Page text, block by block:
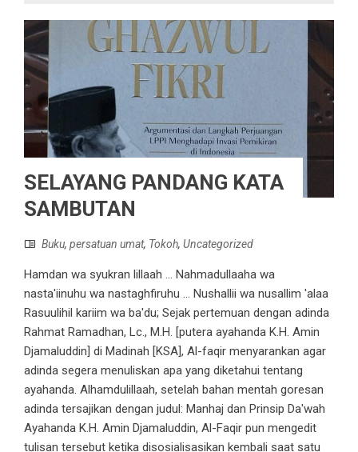
SELAYANG PANDANG KATA
SAMBUTAN
Buku, persatuan umat, Tokoh, Uncategorized
Hamdan wa syukran lillaah ... Nahmadullaaha wa
nasta'iinuhu wa nastaghfiruhu ... Nushallii wa nusallim 'alaa
Rasuulihil kariim wa ba'du; Sejak pertemuan dengan adinda
Rahmat Ramadhan, Lc., M.H. [putera ayahanda K.H. Amin
Djamaluddin] di Madinah [KSA], Al-faqir menyarankan agar
adinda segera menuliskan apa yang diketahui tentang
ayahanda. Alhamdulillaah, setelah bahan mentah goresan
adinda tersajikan dengan judul: Manhaj dan Prinsip Da'wah
Ayahanda K.H. Amin Djamaluddin, Al-Faqir pun mengedit
tulisan tersebut ketika disosialisasikan kembali saat satu